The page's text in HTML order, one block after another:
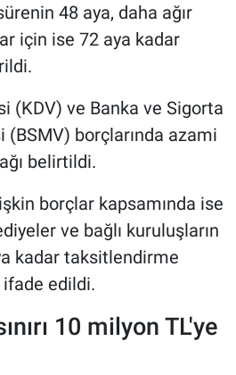
48 aya, daha ağır
için ise 72 aya kadar
(KDV) ve Banka ve Sigorta
borçlarında azami
belirtildi.
borçlar kapsamında ise
ve bağlı kuruluşların
kadar taksitlendirme
ifade edildi.
10 milyon TL'ye